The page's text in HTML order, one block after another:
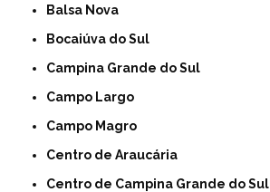
Balsa Nova
Bocaiúva do Sul
Campina Grande do Sul
Campo Largo
Campo Magro
Centro de Araucária
Centro de Campina Grande do Sul